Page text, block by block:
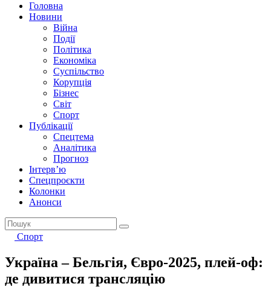
Головна
Новини
Війна
Події
Політика
Економіка
Суспільство
Корупція
Бізнес
Світ
Спорт
Публікації
Спецтема
Аналітика
Прогноз
Інтерв’ю
Спецпроєкти
Колонки
Анонси
Спорт
Україна – Бельгія, Євро-2025, плей-оф:
де дивитися трансляцію